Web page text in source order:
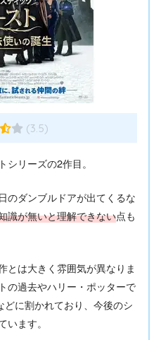
(3.5)
リーズの2作目。
のダンブルドアが出てくるな
識が無いと理解できない点も
とは大きく雰囲気が異なりま
の過去やハリー・ポッターで
どに割かれており、今後のシ
ます。